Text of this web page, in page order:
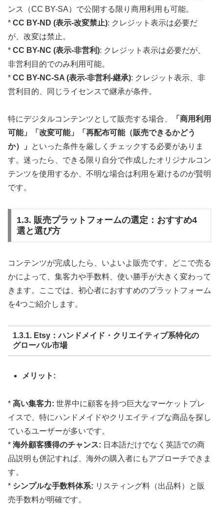
ンス（CC BY-SA）で公開する限り商用利用も可能。
* CC BY-ND (表示-改変禁止): クレジット表示は必要だ
が、改変は禁止。
* CC BY-NC (表示-非営利): クレジット表示は必要だが、
非営利目的でのみ利用可能。
* CC BY-NC-SA (表示-非営利-継承): クレジット表示、非
営利目的、同じライセンスで継承が条件。
特にデジタルコンテンツとして販売する場合、
「商用利用
可能」「改変可能」「再配布可能（販売できるかどう
か）」
といった条件を厳しくチェックする必要がありま
す。迷ったら、できる限り自分で作成したオリジナルコン
テンツを使用するか、不明な場合は利用を避けるのが賢明
です。
1.3. 販売プラットフォームの選定：おすすめ4
選と選び方
コンテンツが完成したら、いよいよ販売です。どこで売る
かによって、集客力や手数料、使い勝手が大きく変わって
きます。ここでは、初心者におすすめのプラットフォーム
を4つご紹介します。
1.3.1. Etsy：ハンドメイド・クリエイティブ系特化の
グローバル市場
メリット:
* 高い集客力: 世界中に顧客を持つ巨大なマーケットプレ
イスで、特にハンドメイドやクリエイティブな商品を探し
ているユーザーが多いです。
* 海外顧客獲得のチャンス: 日本語だけでなく英語での商
品説明も併記すれば、海外の購入者にもアプローチできま
す。
* シンプルな手数料体系: リスティング料（出品料）と販
売手数料が明確です。